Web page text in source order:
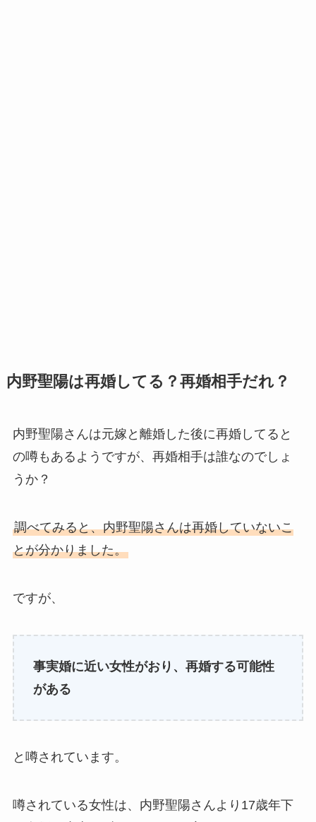
内野聖陽は再婚してる？再婚相手だれ？
内野聖陽さんは元嫁と離婚した後に再婚してると
の噂もあるようですが、再婚相手は誰なのでしょ
うか？
調べてみると、内野聖陽さんは再婚していないこ
とが分かりました。
ですが、
事実婚に近い女性がおり、再婚する可能性
がある
と噂されています。
噂されている女性は、内野聖陽さんより17歳年下